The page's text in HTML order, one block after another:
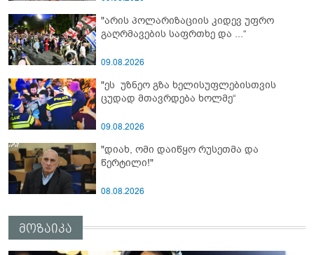
სამრეცხაოდ აქცია"
"არის პოლარიზაციის კიდევ უფრო
გაღრმავების საფრთხე და ...“
09.08.2026
"ეს უზნეო გზა ხელისუფლებისთვის
ცუდად მთავრდება ხოლმე“
09.08.2026
"დიახ, ომი დაიწყო რუსეთმა და
წერტილი!"
08.08.2026
მოზაიკა